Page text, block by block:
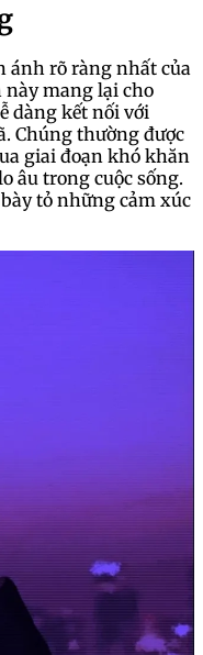
ánh rõ ràng nhất của
này mang lại cho
dàng kết nối với
Chúng thường được
giai đoạn khó khăn
âu trong cuộc sống.
tỏ những cảm xúc